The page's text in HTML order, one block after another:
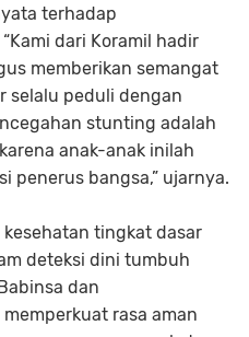
terhadap
dari Koramil hadir
memberikan semangat
selalu peduli dengan
stunting adalah
anak-anak inilah
penerus bangsa,” ujarnya.
tingkat dasar
deteksi dini tumbuh
dan
rasa aman